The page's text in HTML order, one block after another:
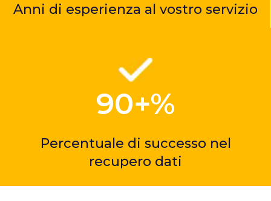
Anni di esperienza al vostro servizio
90+%
Percentuale di successo nel
recupero dati